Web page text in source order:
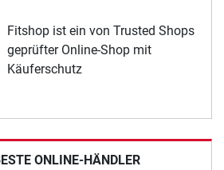
Fitshop ist ein von Trusted Shops
geprüfter Online-Shop mit
Käuferschutz
ONLINE-HÄNDLER